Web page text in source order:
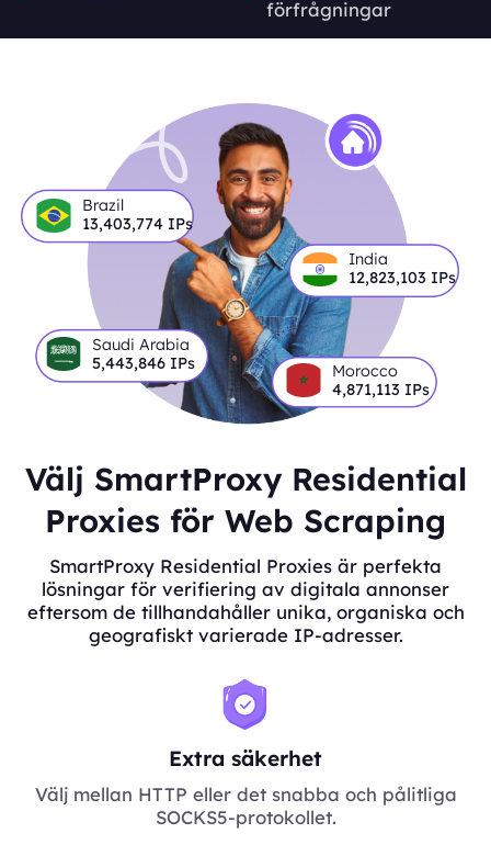
förfrågningar
Brazil
13,403,774IPs
India
12,823,103 IPs
Saudi Arabia
5,443,846 IPs
Morocco
4,871,113 IPs
Välj SmartProxy Residential
Proxies för Web Scraping
SmartProxy Residential Proxies är perfekta
lösningar för verifiering av digitala annonser
eftersom de tillhandahåller unika, organiska och
geografiskt varierade IP-adresser.
Extra säkerhet
Välj mellan HTTP eller det snabba och pålitliga
SOCKS5-protokollet.